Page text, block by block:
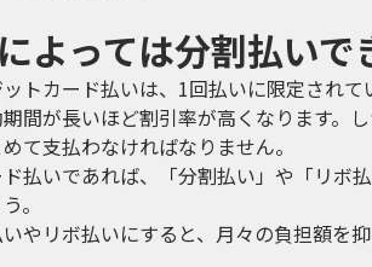
よっては分割払いで
トカード払いは、1回払いに限定されて
間が長いほど割引率が高くなります。
て支払わなければなりません。
払いであれば、「分割払い」や「リボ
。
やリボ払いにすると、月々の負担額を